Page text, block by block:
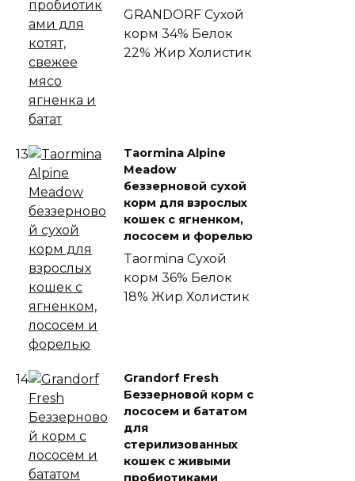
GRANDORF Сухой
корм 34% Белок
22% Жир Холистик
13
Taormina Alpine
Meadow
беззерновой сухой
корм для взрослых
кошек с ягненком,
лососем и форелью
Taormina Сухой
корм 36% Белок
18% Жир Холистик
14
Grandorf Fresh
Беззерновой корм с
лососем и бататом
для
стерилизованных
кошек с живыми
пробиотиками